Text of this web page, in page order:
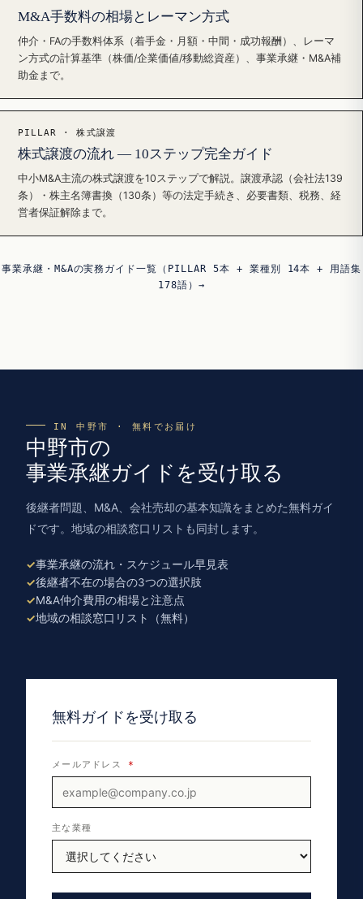
M&A手数料の相場とレーマン方式
仲介・FAの手数料体系（着手金・月額・中間・成功報酬）、レーマ
ン方式の計算基準（株価/企業価値/移動総資産）、事業承継・M&A補
助金まで。
PILLAR · 株式譲渡
株式譲渡の流れ — 10ステップ完全ガイド
中小M&A主流の株式譲渡を10ステップで解説。譲渡承認（会社法139
条）・株主名簿書換（130条）等の法定手続き、必要書類、税務、経
営者保証解除まで。
事業承継・M&Aの実務ガイド一覧（PILLAR 5本 + 業種別 14本 + 用語集
178語）→
IN 中野市 · 無料でお届け
中野市の
事業承継ガイドを受け取る
後継者問題、M&A、会社売却の基本知識をまとめた無料ガイ
ドです。地域の相談窓口リストも同封します。
事業承継の流れ・スケジュール早見表
後継者不在の場合の3つの選択肢
M&A仲介費用の相場と注意点
地域の相談窓口リスト（無料）
無料ガイドを受け取る
メールアドレス *
主な業種